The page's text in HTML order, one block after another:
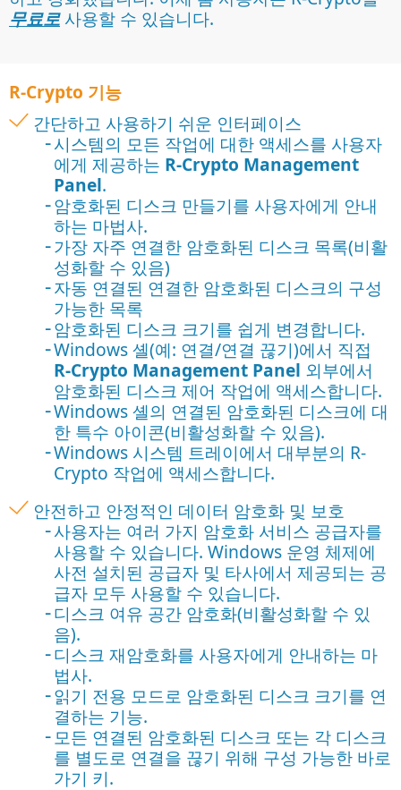
무료로사용할 수 있습니다.
R-Crypto 기능
간단하고 사용하기 쉬운 인터페이스
시스템의 모든 작업에 대한 액세스를 사용자
에게 제공하는 R-Crypto Management
Panel.
암호화된 디스크 만들기를 사용자에게 안내
하는 마법사.
가장 자주 연결한 암호화된 디스크 목록(비활
성화할 수 있음)
자동 연결된 연결한 암호화된 디스크의 구성
가능한 목록
암호화된 디스크 크기를 쉽게 변경합니다.
Windows 셸(예: 연결/연결 끊기)에서 직접
R-Crypto Management Panel 외부에서
암호화된 디스크 제어 작업에 액세스합니다.
Windows 셸의 연결된 암호화된 디스크에 대
한 특수 아이콘(비활성화할 수 있음).
Windows 시스템 트레이에서 대부분의 R-
Crypto 작업에 액세스합니다.
안전하고 안정적인 데이터 암호화 및 보호
사용자는 여러 가지 암호화 서비스 공급자를
사용할 수 있습니다. Windows 운영 체제에
사전 설치된 공급자 및 타사에서 제공되는 공
급자 모두 사용할 수 있습니다.
디스크 여유 공간 암호화(비활성화할 수 있
음).
디스크 재암호화를 사용자에게 안내하는 마
법사.
읽기 전용 모드로 암호화된 디스크 크기를 연
결하는 기능.
모든 연결된 암호화된 디스크 또는 각 디스크
를 별도로 연결을 끊기 위해 구성 가능한 바로
가기 키.